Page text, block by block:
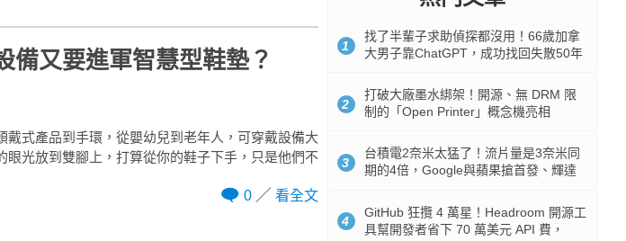
備又要進軍智慧型鞋墊？
式產品到手環，從嬰幼兒到老年人，可穿戴設備大
光放到雙腳上，打算從你的鞋子下手，只是他們不
0
看全文
1
找了半輩子求助偵探都沒用！66歲加拿
大男子靠ChatGPT，成功找回失散50年
2
打破大廠墨水綁架！開源、無 DRM 限
制的「Open Printer」概念機亮相
3
台積電2奈米太猛了！流片量是3奈米同
期的4倍，Google與蘋果搶首發、輝達
4
GitHub 狂攬 4 萬星！Headroom 開源工
具幫開發者省下 70 萬美元 API 費，